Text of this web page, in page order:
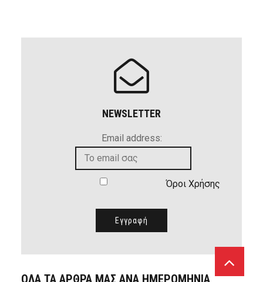
NEWSLETTER
Email address:
Όροι Χρήσης
ΟΛΑ ΤΑ ΑΡΘΡΑ ΜΑΣ ΑΝΑ ΗΜΕΡΟΜΗΝΙΑ